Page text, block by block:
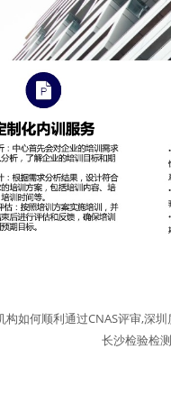
如何顺利通过CNAS评审,深
长沙检验检